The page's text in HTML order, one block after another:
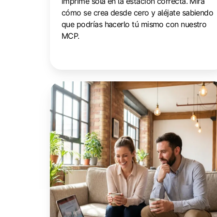
cómo se crea desde cero y aléjate sabiendo
que podrías hacerlo tú mismo con nuestro
MCP.
Menos
administración,
más
comunidad:
cómo
los
espacios
de
coworking
pueden